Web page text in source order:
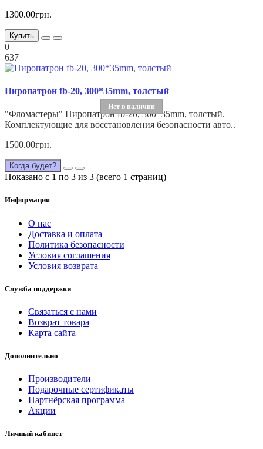
1300.00грн.
Купить
Нет в наличии
0
637
Пиропатрон fb-20, 300*35mm, толстый
"Фломастеры" Пиропатрон fb-20, 300*35mm, толстый.
Комплектующие для восстановления безопасности авто..
1500.00грн.
Когда будет?
Показано с 1 по 3 из 3 (всего 1 страниц)
Информация
О нас
Доставка и оплата
Политика безопасности
Условия соглашения
Условия возврата
Служба поддержки
Связаться с нами
Возврат товара
Карта сайта
Дополнительно
Производители
Подарочные сертификаты
Партнёрская программа
Акции
Личный кабинет